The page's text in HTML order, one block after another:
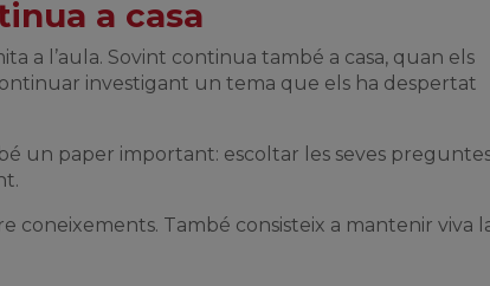
a casa
a l’aula. Sovint continua també a casa, quan els
investigant un tema que els ha despertat
un paper important: escoltar les seves
coneixements. També consisteix a mantenir viva